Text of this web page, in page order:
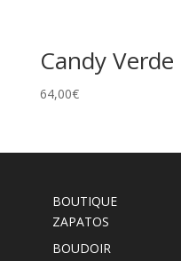
Candy Verde
64,00€
BOUTIQUE
ZAPATOS
BOUDOIR